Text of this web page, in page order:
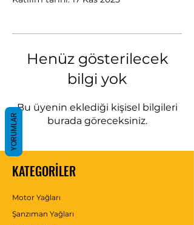
Henüz gösterilecek
bilgi yok
Bu üyenin eklediği kişisel bilgileri
burada göreceksiniz.
KATEGORİLER
Motor Yağları
Şanzıman Yağları
YORUMLAR